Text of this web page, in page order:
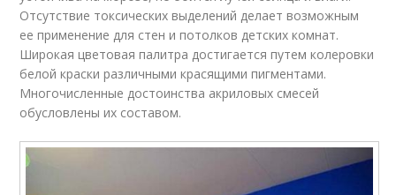
Отсутствие токсических выделений делает возможным
ее применение для стен и потолков детских комнат.
Широкая цветовая палитра достигается путем колеровки
белой краски различными красящими пигментами.
Многочисленные достоинства акриловых смесей
обусловлены их составом.